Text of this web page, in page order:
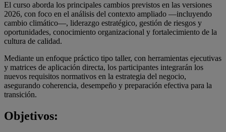
El curso aborda los principales cambios previstos en las versiones
2026, con foco en el análisis del contexto ampliado —incluyendo
cambio climático—, liderazgo estratégico, gestión de riesgos y
oportunidades, conocimiento organizacional y fortalecimiento de la
cultura de calidad.
Mediante un enfoque práctico tipo taller, con herramientas ejecutivas
y matrices de aplicación directa, los participantes integrarán los
nuevos requisitos normativos en la estrategia del negocio,
asegurando coherencia, desempeño y preparación efectiva para la
transición.
Objetivos: